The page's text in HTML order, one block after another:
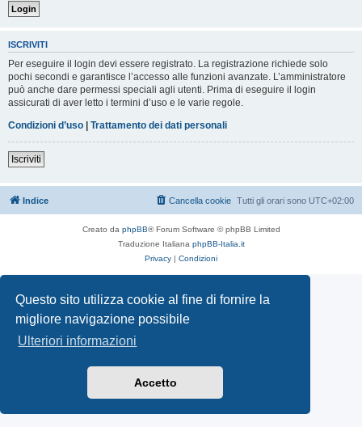
Questo sito utilizza cookie al fine di fornire la
migliore navigazione possibile
Ulteriori informazioni
Accetto
ISCRIVITI
Per eseguire il login devi essere registrato. La registrazione richiede solo
pochi secondi e garantisce l’accesso alle funzioni avanzate. L’amministratore
può anche dare permessi speciali agli utenti. Prima di eseguire il login
assicurati di aver letto i termini d’uso e le varie regole.
Condizioni d’uso | Trattamento dei dati personali
Iscriviti
Indice Tutti gli orari sono UTC+02:00
Cancella cookie
Creato da phpBB® Forum Software © phpBB Limited
Traduzione Italiana phpBB-Italia.it
Privacy | Condizioni